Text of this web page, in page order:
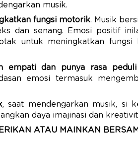
musik.
fungsi motorik. Musik
dan senang. Emosi positif
untuk meningkatkan
empati dan punya rasa
emosi termasuk
, saat mendengarkan musik, si
daya imajinasi dan
ATAU MAINKAN